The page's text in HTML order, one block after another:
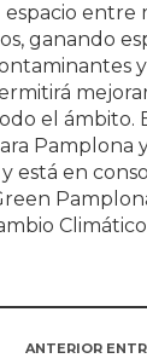
entre
ganando
el ámbito.
Pamplona
está en
ANTERIOR